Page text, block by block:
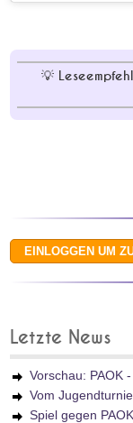
Letzte News
Vorschau: PAOK
Vom
Spiel gegen